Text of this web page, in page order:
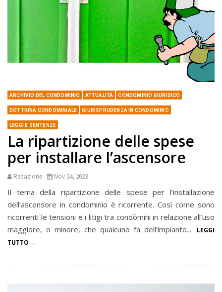
ARCHIVIO DEL CONDOMINIO ATTUALITÀ CONDOMINIO GIURIDICO
DOTTRINA CONDOMINIALE GIURISPRUDENZA IN CONDOMINIO
LEGGI E SENTENZE
La ripartizione delle spese
per installare l’ascensore
Redazione Nov 24, 2023
Il tema della ripartizione delle spese per l’installazione
dell’ascensore in condominio è ricorrente. Così come sono
ricorrenti le tensioni e i litigi tra condòmini in relazione all’uso
maggiore, o minore, che qualcuno fa dell’impianto...
LEGGI
TUTTO